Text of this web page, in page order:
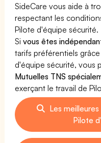
SideCare vous aide à
respectant les
Pilote d'équipe sécurité.
Sivous êtes
tarifs préférentiels
d'équipe sécurité, vous
Mutuelles TNS
exerçant le travail de
Les
Pilote